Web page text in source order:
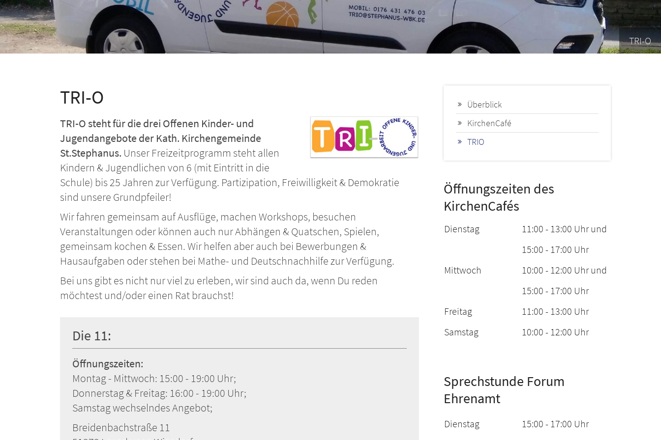
TRI-O
TRI-O
TRI-O steht für die drei Offenen Kinder- und
Jugendangebote der Kath. Kirchengemeinde
St.Stephanus. Unser Freizeitprogramm steht allen
Kindern & Jugendlichen von 6 (mit Eintritt in die
Schule) bis 25 Jahren zur Verfügung. Partizipation, Freiwilligkeit & Demokratie
sind unsere Grundpfeiler!
Wir fahren gemeinsam auf Ausflüge, machen Workshops, besuchen
Veranstaltungen oder können auch nur Abhängen & Quatschen, Spielen,
gemeinsam kochen & Essen. Wir helfen aber auch bei Bewerbungen &
Hausaufgaben oder stehen bei Mathe- und Deutschnachhilfe zur Verfügung.
Bei uns gibt es nicht nur viel zu erleben, wir sind auch da, wenn Du reden
möchtest und/oder einen Rat brauchst!
Die 11:
Öffnungszeiten:
Montag - Mittwoch: 15:00 - 19:00 Uhr;
Donnerstag & Freitag: 16:00 - 19:00 Uhr;
Samstag wechselndes Angebot;
Breidenbachstraße 11
Überblick
KirchenCafé
TRIO
Öffnungszeiten des
KirchenCafés
Dienstag
11:00 - 13:00 Uhr und
15:00 - 17:00 Uhr
Mittwoch
10:00 - 12:00 Uhr und
15:00 - 17:00 Uhr
Freitag
11:00 - 13:00 Uhr
Samstag
10:00 - 12:00 Uhr
Sprechstunde Forum
Ehrenamt
Dienstag 15:00 - 17:00 Uhr